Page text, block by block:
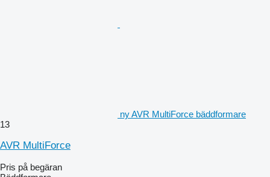
ny AVR MultiForce bäddformare
13
AVR MultiForce
Pris på begäran